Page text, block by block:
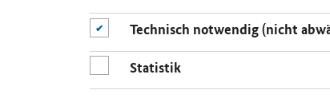
Technisch notwendig (nicht
Statistik